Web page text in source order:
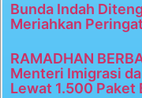
Bunda Indah
Meriahkan
RAMADHAN
Menteri Imigrasi
Lewat 1.500 Paket